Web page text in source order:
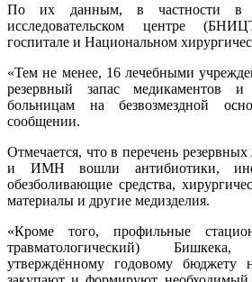
По их данным, в частности в
исследовательском центре
госпитале и Национальном
«Тем не менее, 16 лечебными
резервный запас медикаментов
больницам на безвозмездной
сообщении.
Отмечается, что в перечень резервных
и ИМН вошли антибиотики,
обезболивающие средства,
материалы и другие медизделия.
«Кроме того, профильные
травматологический)
утверждённому годовому бюджету